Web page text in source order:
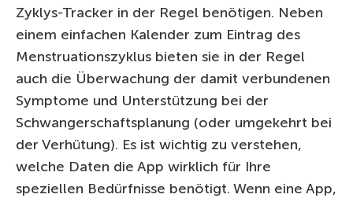
Zyklys-Tracker in der Regel benötigen. Neben
einem einfachen Kalender zum Eintrag des
Menstruationszyklus bieten sie in der Regel
auch die Überwachung der damit verbundenen
Symptome und Unterstützung bei der
Schwangerschaftsplanung (oder umgekehrt bei
der Verhütung). Es ist wichtig zu verstehen,
welche Daten die App wirklich für Ihre
speziellen Bedürfnisse benötigt. Wenn eine App,